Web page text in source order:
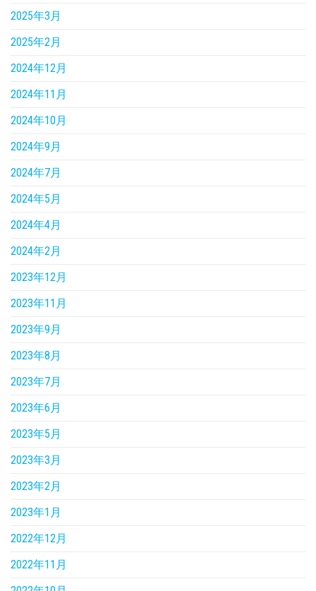
2025年3月
2025年2月
2024年12月
2024年11月
2024年10月
2024年9月
2024年7月
2024年5月
2024年4月
2024年2月
2023年12月
2023年11月
2023年9月
2023年8月
2023年7月
2023年6月
2023年5月
2023年3月
2023年2月
2023年1月
2022年12月
2022年11月